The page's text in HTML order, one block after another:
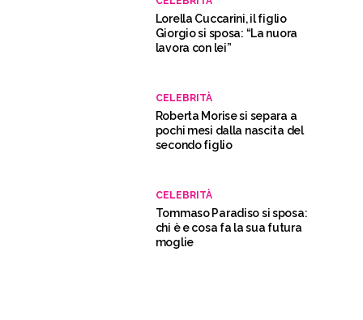
Lorella Cuccarini, il figlio
Giorgio si sposa: “La nuora
lavora con lei”
CELEBRITÀ
Roberta Morise si separa a
pochi mesi dalla nascita del
secondo figlio
CELEBRITÀ
Tommaso Paradiso si sposa:
chi è e cosa fa la sua futura
moglie